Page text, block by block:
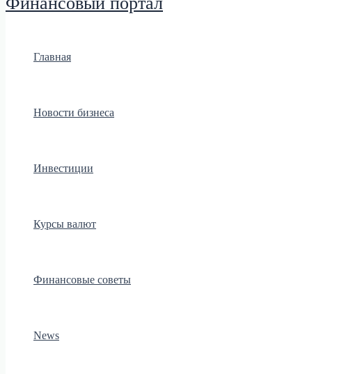
Главная
Новости бизнеса
Инвестиции
Курсы валют
Финансовые советы
News